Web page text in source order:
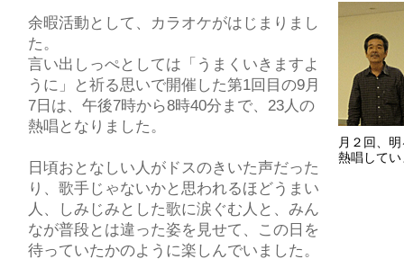
余暇活動として、カラオケがはじまりまし
た。
言い出しっぺとしては「うまくいきますよ
うに」と祈る思いで開催した第1回目の9月
7日は、午後7時から8時40分まで、23人の
熱唱となりました。
日頃おとなしい人がドスのきいた声だった
り、歌手じゃないかと思われるほどうまい
人、しみじみとした歌に涙ぐむ人と、みん
なが普段とは違った姿を見せて、この日を
待っていたかのように楽しんでいました。
月２回、
熱唱してい